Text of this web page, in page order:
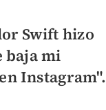
Swift hizo
baja mi
Instagram".